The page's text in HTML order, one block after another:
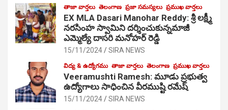
తాజా వార్తలు తెలంగాణ ప్రజా సమస్యలు ప్రముఖ వార్తలు
EX MLA Dasari Manohar Reddy: శ్రీ లక్ష్మీ
నరసింహ స్వామిని దర్శించుకున్నమాజీ
ఎమ్మెల్యే దాసరి మనోహర్ రెడ్డి
15/11/2024 SIRA NEWS
విద్య & ఉద్యోగము తాజా వార్తలు తెలంగాణ ప్రముఖ వార్తలు
Veeramushti Ramesh: మూడు ప్రభుత్వ
ఉద్యోగాలు సాధించిన వీరముష్టి రమేష్
15/11/2024 SIRA NEWS